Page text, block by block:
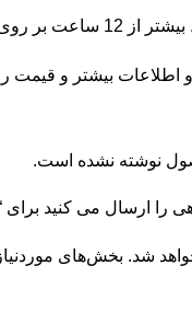
لب دوام دارد.
بیشتر و قیمت رژ
نوشته نشده است.
را ارسال می کنید برای
شد. بخش‌های